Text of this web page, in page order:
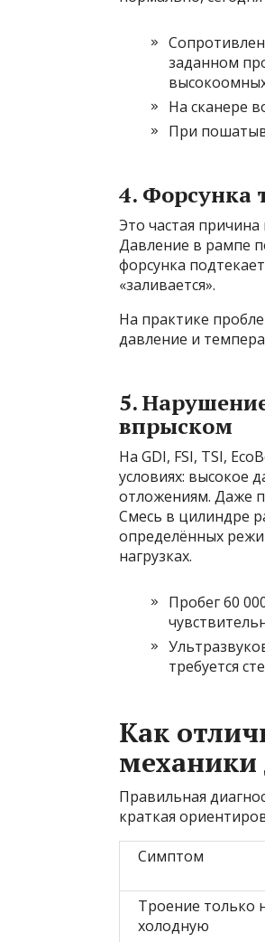
заданном
На сканере
При
4. Форсунка
Это частая причина
Давление в рампе
форсунка
«заливается».
На практике
давление и
5.
впрыском
На GDI, FSI, TSI,
условиях: высокое
отложениям. Даже
Смесь в цилиндре
определённых
нагрузках.
Пробег 60
требуется
Как
механики
Правильная
краткая
Симптом
Троение только
холодную